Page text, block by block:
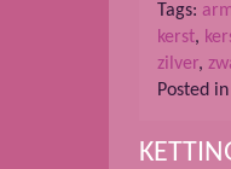
Tags:
kerst,
zilver,
Posted in